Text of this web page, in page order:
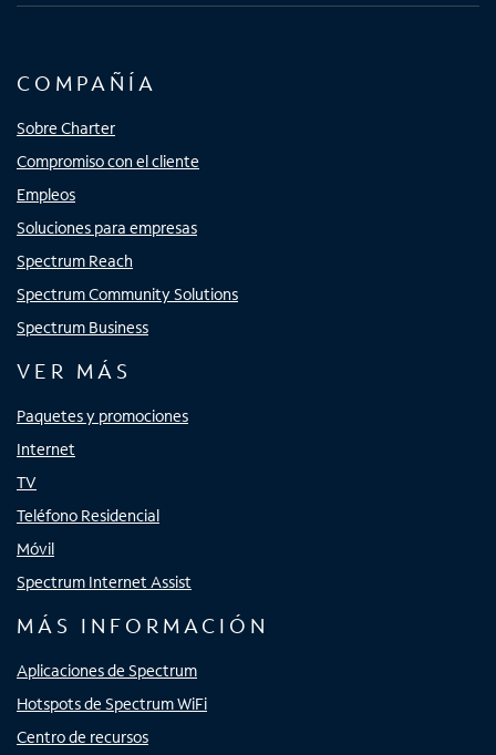
COMPAÑÍA
Sobre Charter
Compromiso con el cliente
Empleos
Soluciones para empresas
Spectrum Reach
Spectrum Community Solutions
Spectrum Business
VER MÁS
Paquetes y promociones
Internet
TV
Teléfono Residencial
Móvil
Spectrum Internet Assist
MÁS INFORMACIÓN
Aplicaciones de Spectrum
Hotspots de Spectrum WiFi
Centro de recursos